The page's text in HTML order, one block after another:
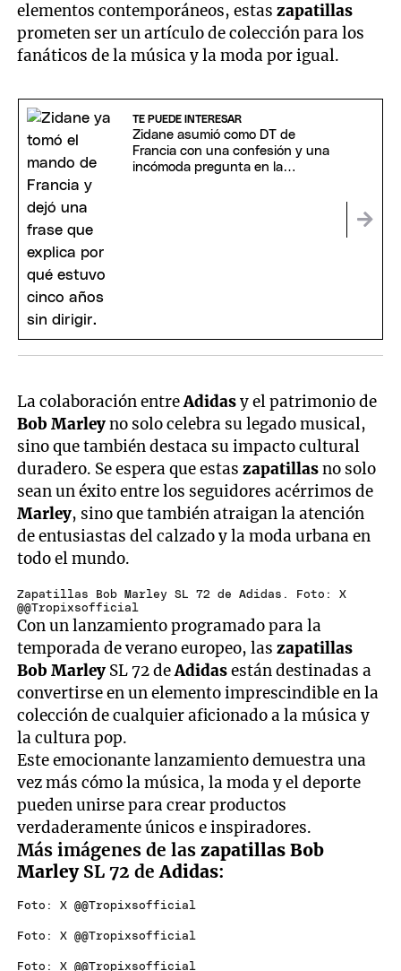
elementos contemporáneos, estaszapatillas
prometen ser un artículo de colección para los
fanáticos de la música y la moda por igual.
TE PUEDE INTERESAR
Zidane asumió como DT de
Francia con una confesión y una
incómoda pregunta en la
La colaboración entreAdidasy el patrimonio de
Bob Marleyno solo celebra su legado musical,
sino que también destaca su impacto cultural
duradero. Se espera que estaszapatillasno solo
sean un éxito entre los seguidores acérrimos de
Marley, sino que también atraigan la atención
de entusiastas del calzado y la moda urbana en
todo el mundo.
Zapatillas Bob Marley SL 72 de Adidas. Foto: X
@@Tropixsofficial
Con un lanzamiento programado para la
temporada de verano europeo, laszapatillas
Bob Marley SL 72 deAdidasestán destinadas a
convertirse en un elemento imprescindible en la
colección de cualquier aficionado a la música y
la cultura pop.
Este emocionante lanzamiento demuestra una
vez más cómo la música, la moda y el deporte
pueden unirse para crear productos
verdaderamente únicos e inspiradores.
Más imágenes de laszapatillas Bob
MarleySL 72 deAdidas:
Foto: X @@Tropixsofficial
Foto: X @@Tropixsofficial
Foto: X @@Tropixsofficial